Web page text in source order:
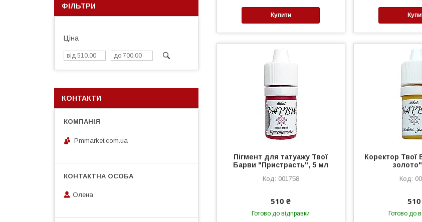
Купити
Пігмент для татуажу Твої
Барви "Пристрасть", 5 мл
001758
510 ₴
Готово до відправки
Коректор
Готово до
ФІЛЬТРИ
Ціна
КОНТАКТИ
Pmmarket.com.ua
Олена